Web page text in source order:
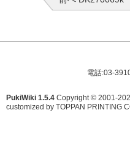
電話:03-
PukiWiki 1.5.4 Copyright © 2001-
customized by TOPPAN PRINTING